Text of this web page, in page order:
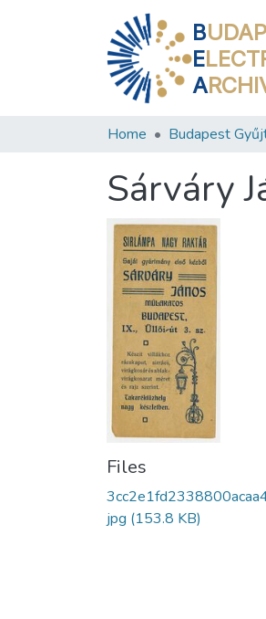
B
E
A
Home Budapest
Sárváry
Files
jpg (153.8 KB)